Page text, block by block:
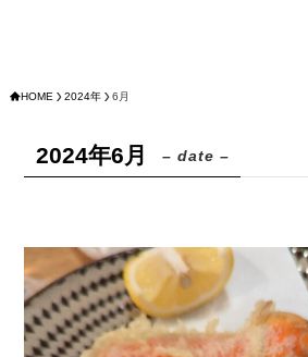
HOME 2024年 6月
2024年6月 – date –